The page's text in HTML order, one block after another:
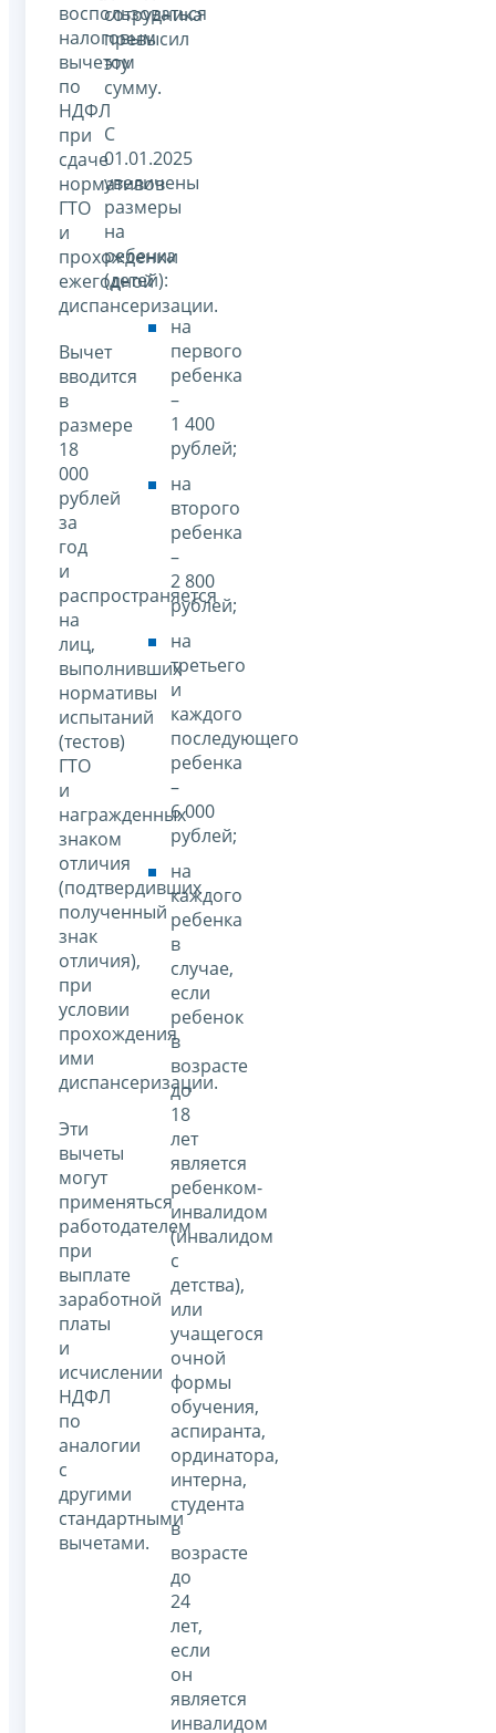
воспользоваться
налоговым
вычетом
по
НДФЛ
при
сдаче
нормативов
ГТО
и
прохождении
ежегодной
диспансеризации.
Вычет
вводится
в
размере
18
000
рублей
за
год
и
распространяется
на
лиц,
выполнивших
нормативы
испытаний
(тестов)
ГТО
и
награжденных
знаком
отличия
(подтвердивших
полученный
знак
отличия),
при
условии
прохождения
ими
диспансеризации.
Эти
вычеты
могут
применяться
работодателем
при
выплате
заработной
платы
и
исчислении
НДФЛ
по
аналогии
с
другими
стандартными
вычетами.
сотрудника
превысил
эту
сумму.
С
01.01.2025
увеличены
размеры
на
ребенка
(детей):
на
первого
ребенка
–
1 400
рублей;
на
второго
ребенка
–
2 800
рублей;
на
третьего
и
каждого
последующего
ребенка
–
6 000
рублей;
на
каждого
ребенка
в
случае,
если
ребенок
в
возрасте
до
18
лет
является
ребенком-
инвалидом
(инвалидом
с
детства),
или
учащегося
очной
формы
обучения,
аспиранта,
ординатора,
интерна,
студента
в
возрасте
до
24
лет,
если
он
является
инвалидом